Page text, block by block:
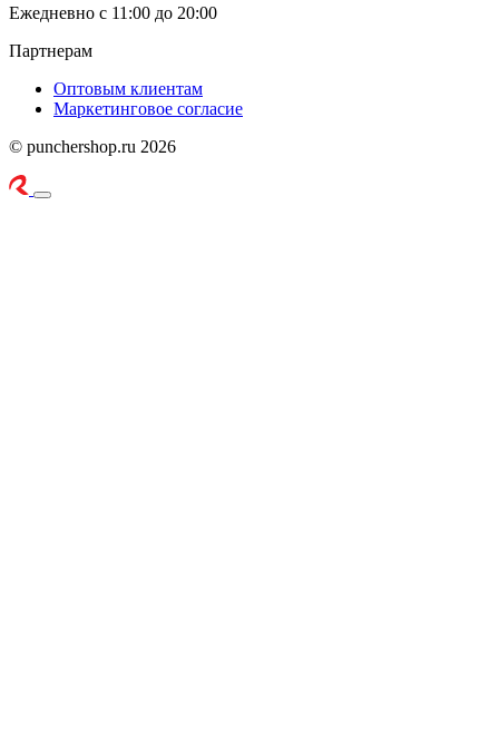
Ежедневно с 11:00 до 20:00
Партнерам
Оптовым клиентам
Маркетинговое согласие
© punchershop.ru 2026